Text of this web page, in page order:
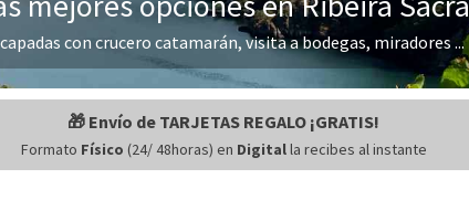
con crucero catamarán, visita a bodegas, miradores ...
🎁 Envío de TARJETAS REGALO ¡GRATIS!
Formato Físico (24/ 48horas) en Digitalla recibes al instante